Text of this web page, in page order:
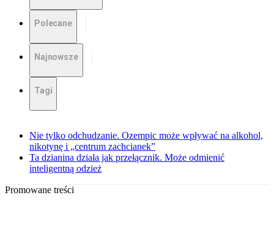
Polecane
Najnowsze
Tagi
Nie tylko odchudzanie. Ozempic może wpływać na alkohol,
nikotynę i „centrum zachcianek”
Ta dzianina działa jak przełącznik. Może odmienić
inteligentną odzież
Promowane treści